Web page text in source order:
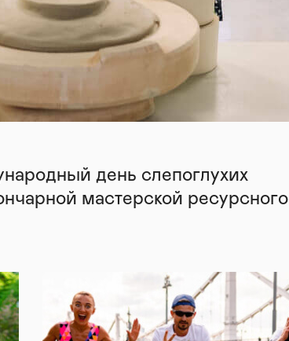
день слепоглухих
мастерской ресурсного